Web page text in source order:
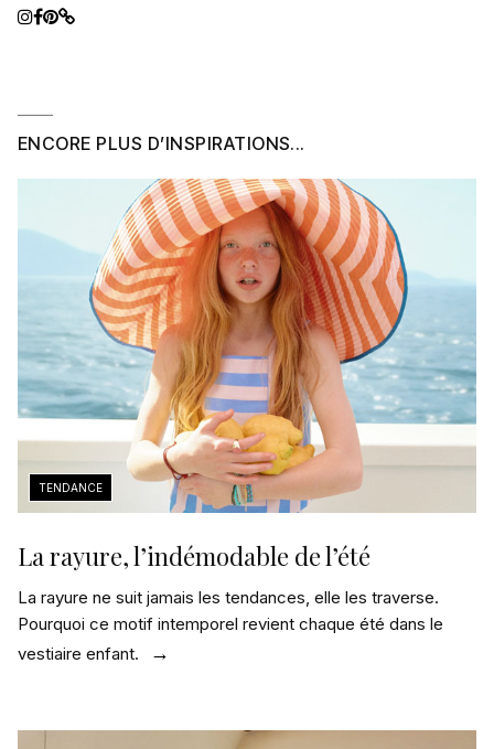
ENCORE PLUS D’INSPIRATIONS...
La rayure, l’indémodable de l’été
La rayure ne suit jamais les tendances, elle les traverse.
Pourquoi ce motif intemporel revient chaque été dans le
vestiaire enfant.